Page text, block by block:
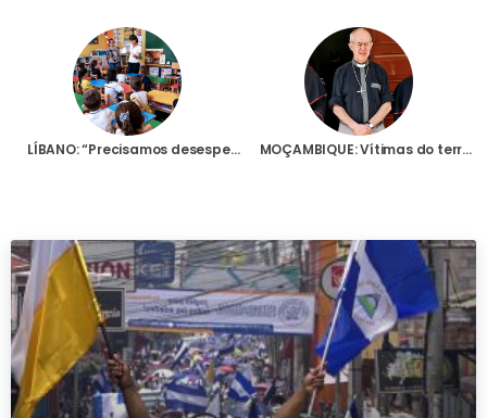
LÍBANO: “Precisamos desesperadamente de ajuda”, diz responsável pelas escolas católicas face à crise no país MOÇAMBIQUE: Vítimas do terrorismo “não serão esquecidas”, diz Arcebispo de Cantuária em histórica visita a Pemba